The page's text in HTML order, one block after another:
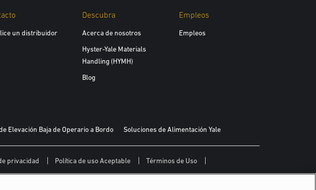
un distribuidor
Descubra
Acerca de nosotros
Hyster-Yale Materials
Handling (HYMH)
Blog
Empleos
Empleos
Elevación Baja de Operario a Bordo Soluciones de Alimentación Yale
privacidad Política de uso Aceptable
Términos de Uso